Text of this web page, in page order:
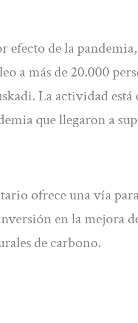
efecto de la pandemia,
a más de 20.000
La actividad está
que llegaron a
ofrece una vía
en la mejora
de carbono.